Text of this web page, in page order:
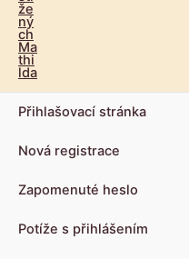
Přihlašovací stránka
Nová registrace
Zapomenuté heslo
Potíže s přihlášením